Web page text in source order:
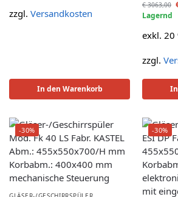
zzgl. Versandkosten
In den Warenkorb
€3063,00
Lagernd
exkl. 20
zzgl.
-30% -30%